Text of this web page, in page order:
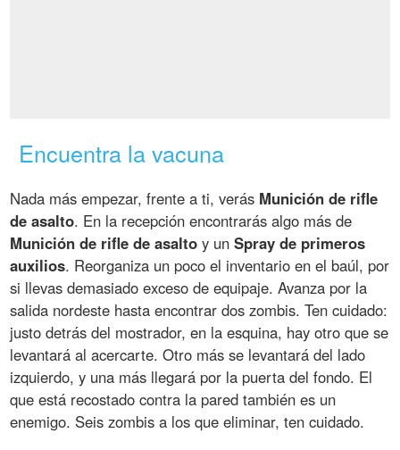
Encuentra la vacuna
Nada más empezar, frente a ti, verás Munición de rifle
de asalto. En la recepción encontrarás algo más de
Munición de rifle de asalto y unSpray de primeros
auxilios. Reorganiza un poco el inventario en el baúl, por
si llevas demasiado exceso de equipaje. Avanza por la
salida nordeste hasta encontrar dos zombis. Ten cuidado:
justo detrás del mostrador, en la esquina, hay otro que se
levantará al acercarte. Otro más se levantará del lado
izquierdo, y una más llegará por la puerta del fondo. El
que está recostado contra la pared también es un
enemigo. Seis zombis a los que eliminar, ten cuidado.